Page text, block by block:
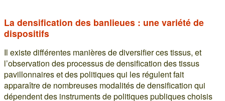
La densification des banlieues : une variété de
dispositifs
Il existe différentes manières de diversifier ces tissus, et
l’observation des processus de densification des tissus
pavillonnaires et des politiques qui les régulent fait
apparaître de nombreuses modalités de densification qui
dépendent des instruments de politiques publiques choisis